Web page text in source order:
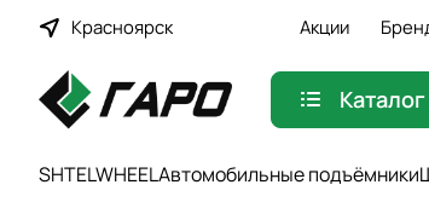
Красноярск Акции
Каталог
SHTELWHEELАвтомобильные подъёмники